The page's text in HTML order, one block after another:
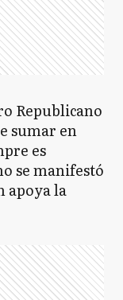
Republicano
sumar en
es
se manifestó
apoya la